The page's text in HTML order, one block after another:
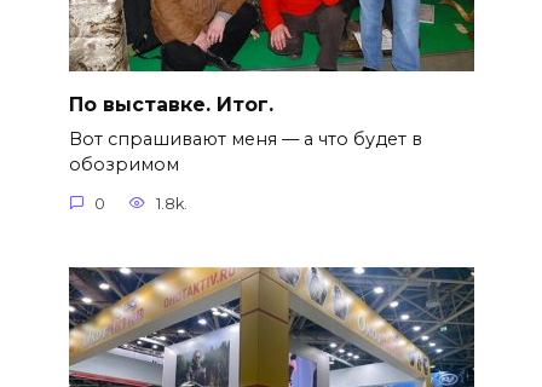
По выставке. Итог.
Вот спрашивают меня — а что будет в
обозримом
0 1.8k.